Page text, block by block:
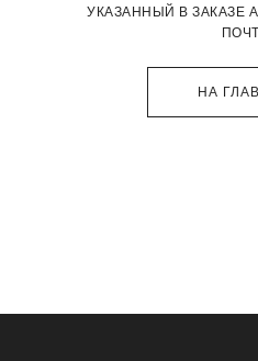
НА
УКАЗАННЫЙ В ЗАКАЗЕ